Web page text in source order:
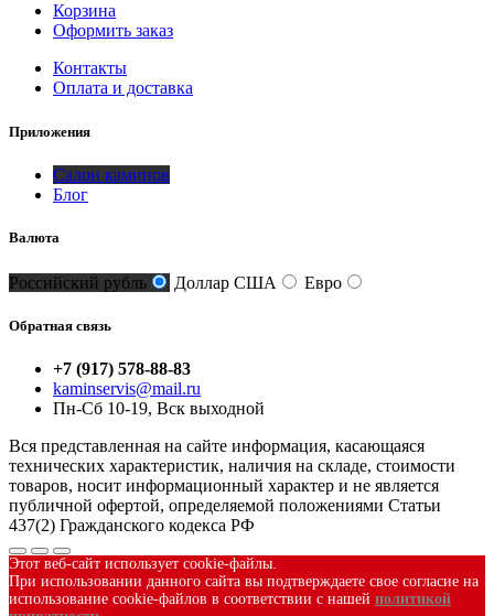
Корзина
Оформить заказ
Контакты
Оплата и доставка
Приложения
Салон каминов
Блог
Валюта
Российский рубль Доллар США Евро
Обратная связь
+7 (917) 578-88-83
kaminservis@mail.ru
Пн-Сб 10-19, Вск выходной
Вся представленная на сайте информация, касающаяся
технических характеристик, наличия на складе, стоимости
товаров, носит информационный характер и не является
публичной офертой, определяемой положениями Статьи
437(2) Гражданского кодекса РФ
Этот веб-сайт использует cookie-файлы.
При использовании данного сайта вы подтверждаете свое согласие на
использование cookie-файлов в соответствии с нашей политикой